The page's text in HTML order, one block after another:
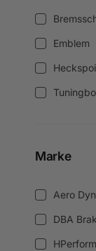
Produkt)
Vorne
Produkte)
-
Hinten
Produkte)
-
Vorne
Produkte)
Emblem
Emblem
(2
Produkte)
(1Tuningbox
Marke
Marke
Aero
Aero
Dynamics
(1
DBA
DBA
Brakes